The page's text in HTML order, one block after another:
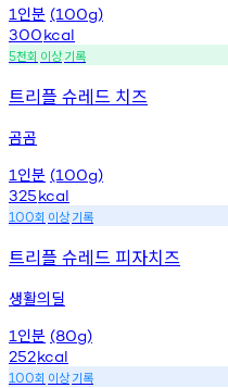
1 인분 (100g)
300kcal
5천회 이상기록
트리플 슈레드 치즈
곰곰
1 인분 (100g)
325kcal
100회 이상기록
트리플 슈레드 피자치즈
생활의딜
1 인분 (80g)
252kcal
100회 이상기록